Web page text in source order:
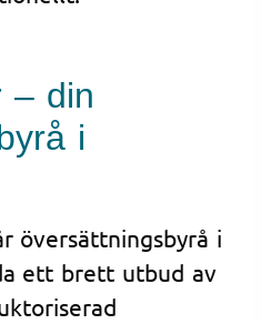
– din
i
översättningsbyrå i
ett brett utbud av